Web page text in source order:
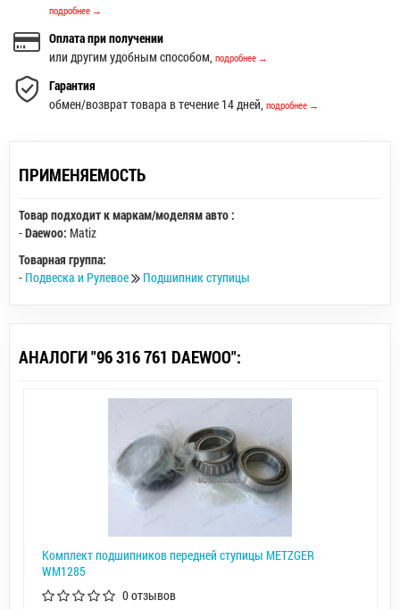
подробнее →
Оплата при получении
или другим удобным способом, подробнее →
Гарантия
обмен/возврат товара в течение 14 дней, подробнее →
ПРИМЕНЯЕМОСТЬ
Товар подходит к маркам/моделям авто :
-Daewoo: Matiz
Товарная группа:
- Подвеска и Рулевое Подшипник ступицы
АНАЛОГИ "96 316 761 DAEWOO":
Комплект подшипников передней ступицы METZGER
WM1285
0 отзывов